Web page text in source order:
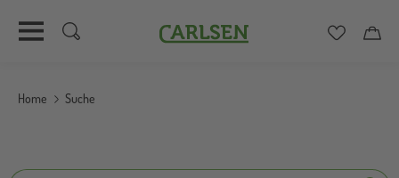
zum
Carlsen
Home Suche